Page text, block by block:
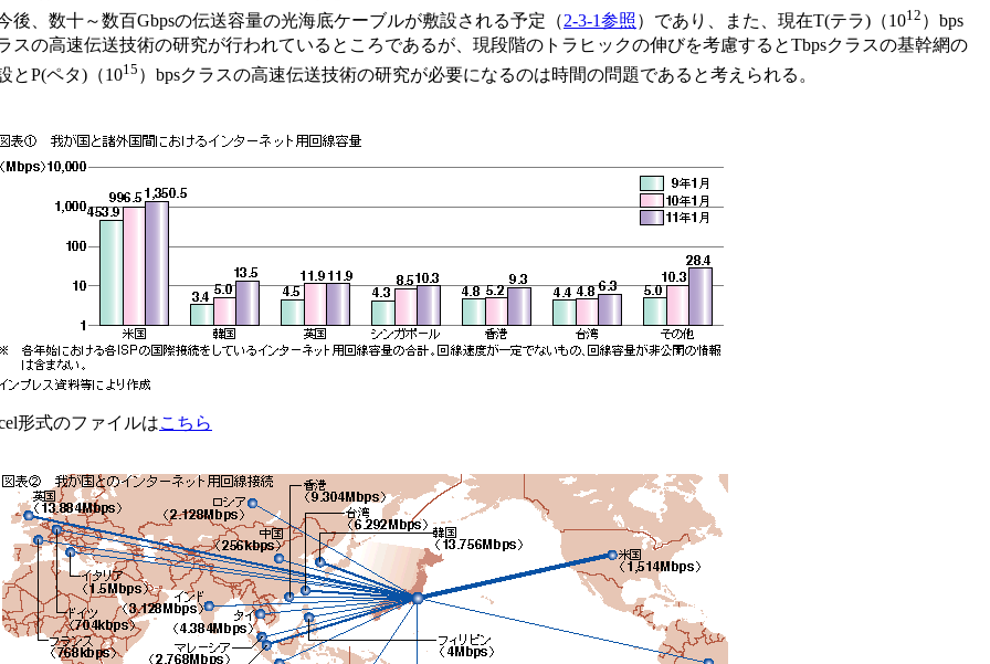
、数十～数百Gbpsの伝送容量の光海底ケーブルが敷設される予定（2-3-1参照）であり、また、現在T(テラ)（1012 ）bps
スの高速伝送技術の研究が行われているところであるが、現段階のトラヒックの伸びを考慮するとTbpsクラスの基幹網の
とP(ペタ)（1015 ）bpsクラスの高速伝送技術の研究が必要になるのは時間の問題であると考えられる。
形式のファイルはこちら